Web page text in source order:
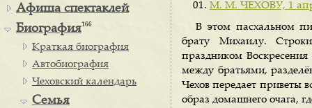
М. М. ЧЕХОВУ, 1
В этом пасхальном
брату Михаилу.
праздником
между братьями,
Чехов передает приветы
образ домашнего очага,
Афиша спектаклей
Биография166
Краткая биография
Автобиография
Чеховский календарь
Семья